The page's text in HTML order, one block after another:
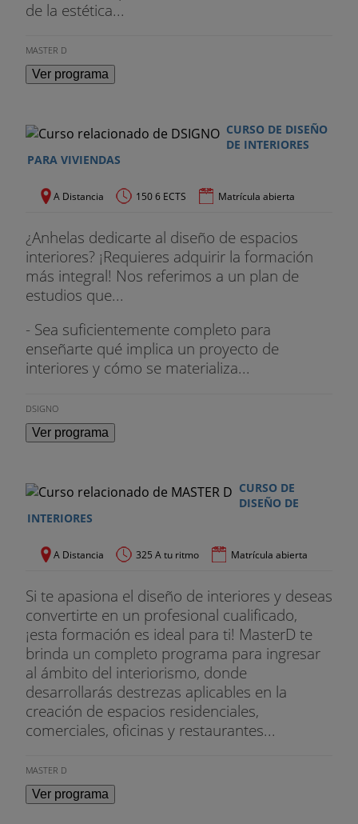
de la estética...
MASTER D
Ver programa
CURSO DE DISEÑO
DE INTERIORES
PARA VIVIENDAS
A Distancia 150 6 ECTS Matrícula abierta
¿Anhelas dedicarte al diseño de espacios
interiores? ¡Requieres adquirir la formación
más integral! Nos referimos a un plan de
estudios que...
- Sea suficientemente completo para
enseñarte qué implica un proyecto de
interiores y cómo se materializa...
DSIGNO
Ver programa
CURSO DE
DISEÑO DE
INTERIORES
A Distancia 325 A tu ritmo Matrícula abierta
Si te apasiona el diseño de interiores y deseas
convertirte en un profesional cualificado,
¡esta formación es ideal para ti! MasterD te
brinda un completo programa para ingresar
al ámbito del interiorismo, donde
desarrollarás destrezas aplicables en la
creación de espacios residenciales,
comerciales, oficinas y restaurantes...
MASTER D
Ver programa